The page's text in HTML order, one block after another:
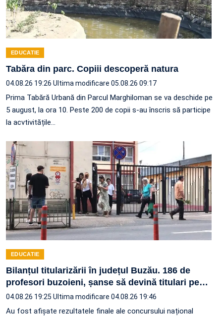
EDUCATIE
Tabăra din parc. Copiii descoperă natura
04.08.26 19:26 Ultima modificare 05.08.26 09:17
Prima Tabără Urbană din Parcul Marghiloman se va deschide pe
5 august, la ora 10. Peste 200 de copii s-au înscris să participe
la acvtivitățile…
EDUCATIE
Bilanțul titularizării în județul Buzău. 186 de
profesori buzoieni, șanse să devină titulari pe…
04.08.26 19:25 Ultima modificare 04.08.26 19:46
Au fost afișate rezultatele finale ale concursului național